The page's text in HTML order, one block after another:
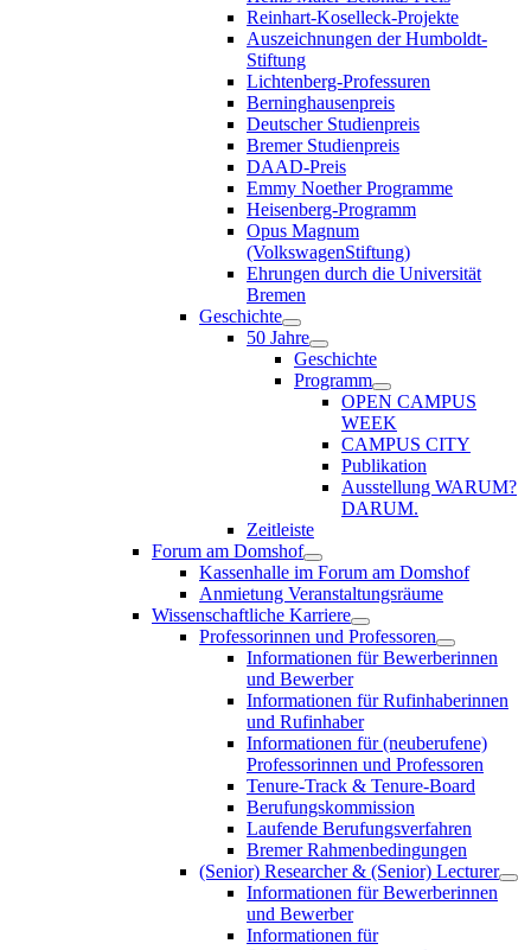
Reinhart-Koselleck-Projekte
Auszeichnungen der Humboldt-
Stiftung
Lichtenberg-Professuren
Berninghausenpreis
Deutscher Studienpreis
Bremer Studienpreis
DAAD-Preis
Emmy Noether Programme
Heisenberg-Programm
Opus Magnum
(VolkswagenStiftung)
Ehrungen durch die Universität
Bremen
Geschichte
50 Jahre
Geschichte
Programm
OPEN CAMPUS
WEEK
CAMPUS CITY
Publikation
Ausstellung WARUM?
DARUM.
Zeitleiste
Forum am Domshof
Kassenhalle im Forum am Domshof
Anmietung Veranstaltungsräume
Wissenschaftliche Karriere
Professorinnen und Professoren
Informationen für Bewerberinnen
und Bewerber
Informationen für Rufinhaberinnen
und Rufinhaber
Informationen für (neuberufene)
Professorinnen und Professoren
Tenure-Track & Tenure-Board
Berufungskommission
Laufende Berufungsverfahren
Bremer Rahmenbedingungen
(Senior) Researcher & (Senior) Lecturer
Informationen für Bewerberinnen
und Bewerber
Informationen für